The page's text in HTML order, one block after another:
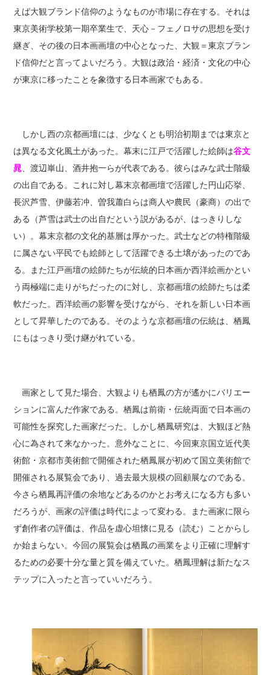
えば大観ブランド信仰のようなものが市場に存在する。それは
東京美術学校第一期卒業生で、天心－フェノロサの思想を受け
継ぎ、その後の日本画画壇の中心となった、大観＝東京ブラン
ド信仰だと言ってよいだろう。大観は政治・経済・文化の中心
が東京に移ったことを象徴する日本画家でもある。
しかし西の京都画壇には、少なくとも明治初期までは東京と
は異なる文化風土があった。幕末に江戸で活躍した絵師は谷文
晁、渡辺崋山、酒井抱一らが代表である。彼らはみな武士階級
の出自である。これに対し幕末京都画壇で活躍した円山応挙、
長沢芦雪、伊藤若冲、曽我蕭白らは商人や農民（豪商）の出で
ある（芦雪は武士の出自だという説があるが、はっきりしな
い）。幕末京都の文化的基層は厚かった。武士などの特権階級
に属さない平民でも絵師として活躍できる土壌があったのであ
る。また江戸画壇の絵師たちが伝統的日本画か西洋絵画かとい
う両極端に走りがちだったのに対し、京都画壇の絵師たちは柔
軟だった。西洋絵画の影響を受けながら、それを新しい日本画
として昇華したのである。そのような京都画壇の伝統は、栖鳳
にもはっきり受け継がれている。
画家として見た場合、大観よりも栖鳳の方が遙かにバリエー
ションに富んだ作家である。栖鳳は前衛・伝統両面で日本画の
可能性を探究した画家だった。しかし栖鳳研究は、大観ほど熱
心に為されて来なかった。意外なことに、今回東京国立近代美
術館・京都市美術館で開催された栖鳳展が初めて国立美術館で
開催される展覧会であり、過去最大規模の回顧展なのである。
今さら栖鳳再評価の余地などあるのかとお考えになる方も多い
だろうが、画家の評価は時代によって変わる。また画家に限ら
ず創作者の評価は、作品を虚心坦懐に見る（読む）ことからし
か始まらない。今回の展覧会は栖鳳の画業をより正確に理解す
るための必要十分な量と質を備えていた。栖鳳理解は新たなス
テップに入ったと言っていいだろう。